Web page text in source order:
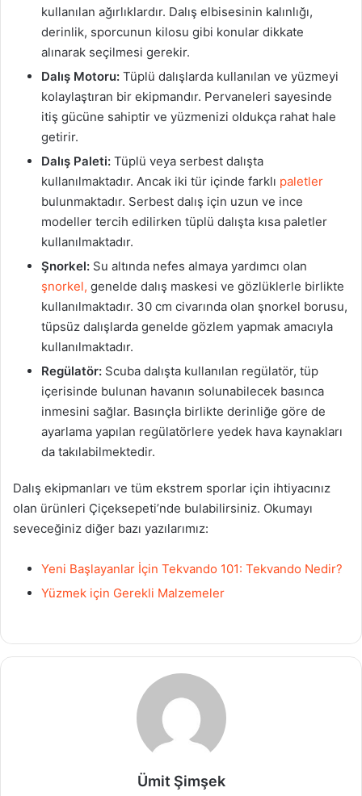
kullanılan ağırlıklardır. Dalış elbisesinin kalınlığı,
derinlik, sporcunun kilosu gibi konular dikkate
alınarak seçilmesi gerekir.
Dalış Motoru: Tüplü dalışlarda kullanılan ve yüzmeyi
kolaylaştıran bir ekipmandır. Pervaneleri sayesinde
itiş gücüne sahiptir ve yüzmenizi oldukça rahat hale
getirir.
Dalış Paleti: Tüplü veya serbest dalışta
kullanılmaktadır. Ancak iki tür içinde farklı paletler
bulunmaktadır. Serbest dalış için uzun ve ince
modeller tercih edilirken tüplü dalışta kısa paletler
kullanılmaktadır.
Şnorkel: Su altında nefes almaya yardımcı olan
şnorkel, genelde dalış maskesi ve gözlüklerle birlikte
kullanılmaktadır. 30 cm civarında olan şnorkel borusu,
tüpsüz dalışlarda genelde gözlem yapmak amacıyla
kullanılmaktadır.
Regülatör: Scuba dalışta kullanılan regülatör, tüp
içerisinde bulunan havanın solunabilecek basınca
inmesini sağlar. Basınçla birlikte derinliğe göre de
ayarlama yapılan regülatörlere yedek hava kaynakları
da takılabilmektedir.
Dalış ekipmanları ve tüm ekstrem sporlar için ihtiyacınız
olan ürünleri Çiçeksepeti’nde bulabilirsiniz. Okumayı
seveceğiniz diğer bazı yazılarımız:
Yeni Başlayanlar İçin Tekvando 101: Tekvando Nedir?
Yüzmek için Gerekli Malzemeler
Ümit Şimşek